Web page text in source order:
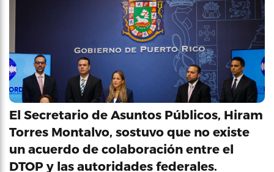
El Secretario de Asuntos Públicos, Hiram
Torres Montalvo, sostuvo que no existe
un acuerdo de colaboración entre el
DTOP y las autoridades federales.